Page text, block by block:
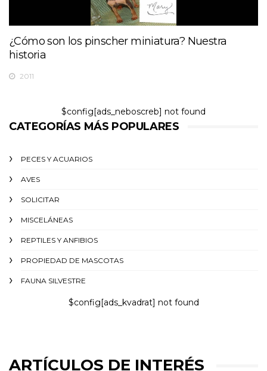
¿Cómo son los pinscher miniatura? Nuestra
historia
2011
$config[ads_neboscreb] not found
CATEGORÍAS MÁS POPULARES
PECES Y ACUARIOS
AVES
SOLICITAR
MISCELÁNEAS
REPTILES Y ANFIBIOS
PROPIEDAD DE MASCOTAS
FAUNA SILVESTRE
$config[ads_kvadrat] not found
ARTÍCULOS DE INTERÉS